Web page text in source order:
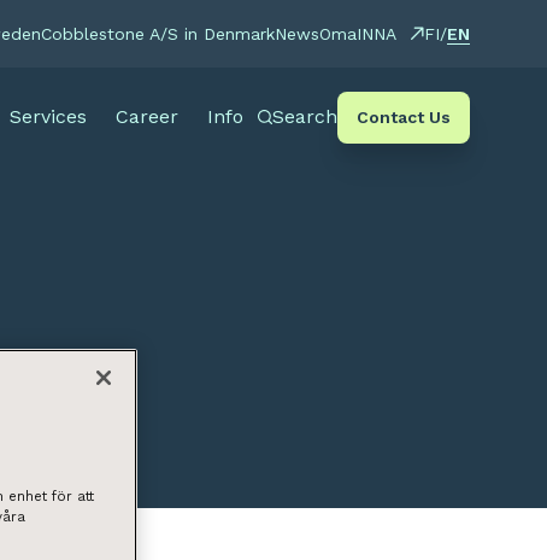
Cobblestone A/S in DenmarkNewsOmaINNA FI/EN
Services Career Info Search Contact Us
enhet för att